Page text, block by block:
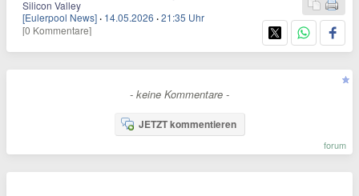
Silicon Valley
[Eulerpool News] · 14.05.2026 ·21:35 Uhr
[0 Kommentare]
- keine Kommentare -
JETZT kommentieren
forum